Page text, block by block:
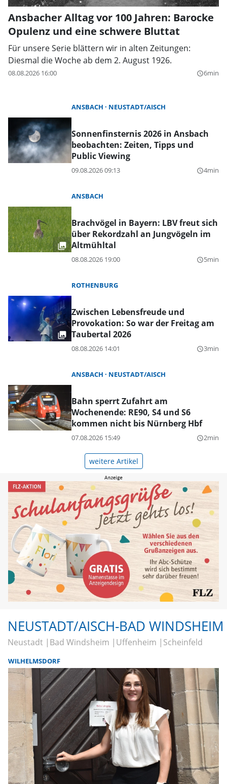
Ansbacher Alltag vor 100 Jahren: Barocke
Opulenz und eine schwere Bluttat
Für unsere Serie blättern wir in alten Zeitungen:
Diesmal die Woche ab dem 2. August 1926.
08.08.2026 16:00 query_builder6min
ANSBACH NEUSTADT/AISCH
Sonnenfinsternis 2026 in Ansbach
beobachten: Zeiten, Tipps und
Public Viewing
09.08.2026 09:13 query_builder4min
ANSBACH
Brachvögel in Bayern: LBV freut sich
über Rekordzahl an Jungvögeln im
Altmühltal
08.08.2026 19:00 query_builder5min
ROTHENBURG
Zwischen Lebensfreude und
Provokation: So war der Freitag am
Taubertal 2026
08.08.2026 14:01 query_builder3min
ANSBACH NEUSTADT/AISCH
Bahn sperrt Zufahrt am
Wochenende: RE90, S4 und S6
kommen nicht bis Nürnberg Hbf
07.08.2026 15:49 query_builder2min
weitere Artikel
NEUSTADT/AISCH-BAD WINDSHEIM
Neustadt Bad Windsheim Uffenheim Scheinfeld
WILHELMSDORF